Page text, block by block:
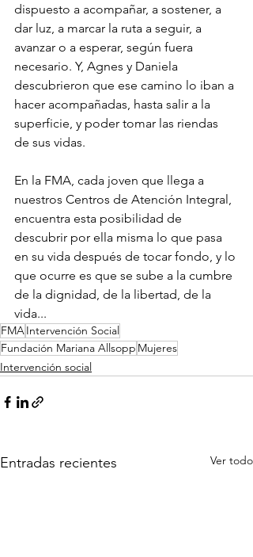
dispuesto a acompañar, a sostener, a
dar luz, a marcar la ruta a seguir, a
avanzar o a esperar, según fuera
necesario. Y, Agnes y Daniela
descubrieron que ese camino lo iban a
hacer acompañadas, hasta salir a la
superficie, y poder tomar las riendas
de sus vidas.
En la FMA, cada joven que llega a
nuestros Centros de Atención Integral,
encuentra esta posibilidad de
descubrir por ella misma lo que pasa
en su vida después de tocar fondo, y lo
que ocurre es que se sube a la cumbre
de la dignidad, de la libertad, de la
vida...
FMAIntervención Social
Fundación Mariana Allsopp Mujeres
Intervención social
Entradas recientes Ver todo